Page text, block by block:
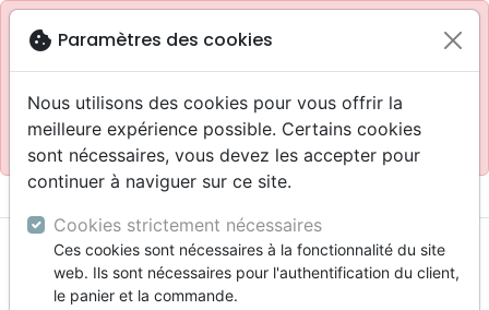
blockSite réservé aux professionnels
Accès pour les professionnels : Se connecter
Site pour le grand public : La Maison de la Bible
menu
cookie Paramètres des cookies
Nous utilisons des cookies pour vous offrir la
meilleure expérience possible. Certains cookies
sont nécessaires, vous devez les accepter pour
continuer à naviguer sur ce site.
Cookies strictement nécessaires
Ces cookies sont nécessaires à la fonctionnalité du site
web. Ils sont nécessaires pour l'authentification du client,
le panier et la commande.